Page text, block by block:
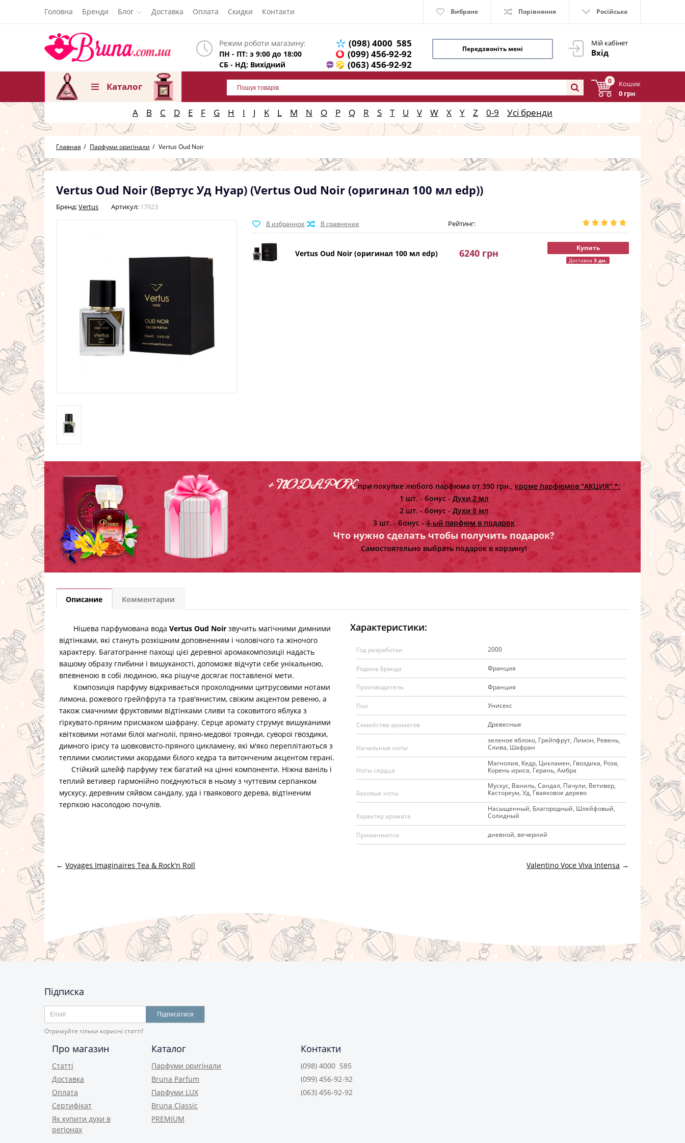
Головна Бренди Блог Доставка Оплата Скидки Контакти Вибране Порівняння Російська
Мій кабінет
Вхід
Режим роботи магазину:
ПН - ПТ: з 9:00 до 18:00
СБ - НД: Вихідний
(098) 4000 585
(099) 456-92-92
(063) 456-92-92
Передзвоніть мені
0
Кошик
0 грн
Каталог
A B C D E F G H I J K L M N O P Q R S T U V W X Y Z 0-9 Усі бренди
Главная Парфуми оригінали Vertus Oud Noir
Vertus Oud Noir (Вертус Уд Нуар) (Vertus Oud Noir (оригинал 100 мл edp))
Бренд:Vertus Артикул: 17923
Рейтинг:
Vertus Oud Noir (оригинал 100 мл edp) 6240 грн Купить
Доставка3 дн.
+ ПОДАРОКпри покупке любого парфюма от 390 грн., кроме парфюмов "АКЦИЯ" *:
1 шт. - бонус - Духи 2 мл
2 шт. - бонус - Духи 8 мл
3 шт. - бонус -4-ый парфюм в подарок
Что нужно сделать чтобы получить подарок?
Самостоятельно выбрать подарок в корзину!
Описание Комментарии
Нішева парфумована вода Vertus Oud Noir звучить магічними димними
відтінками, які стануть розкішним доповненням і чоловічого та жіночого
характеру. Багатогранне пахощі цієї деревної аромакомпозиції надасть
вашому образу глибини і вишуканості, допоможе відчути себе унікальною,
впевненою в собі людиною, яка рішуче досягає поставленої мети.
Композиція парфуму відкривається прохолодними цитрусовими нотами
лимона, рожевого грейпфрута та трав'янистим, свіжим акцентом ревеню, а
також смачними фруктовими відтінками сливи та соковитого яблука з
гіркувато-пряним присмаком шафрану. Серце аромату струмує вишуканими
квітковими нотами білої магнолії, пряно-медової троянди, суворої гвоздики,
димного ірису та шовковисто-пряного цикламену, які м'яко переплітаються з
теплими смолистими акордами білого кедра та витонченим акцентом герані.
Стійкий шлейф парфуму теж багатий на цінні компоненти. Ніжна ваніль і
теплий ветивер гармонійно поєднуються в ньому з чуттєвим серпанком
мускусу, деревним сяйвом сандалу, уда і гваякового дерева, відтіненим
терпкою насолодою почулів.
Характеристики:
Год разработки 2000
Родина Брэнда Франция
Производитель Франция
Пол Унисекс
Семейства ароматов Древесные
Начальные ноты
зеленое яблоко, Грейпфрут, Лимон, Ревень,
Слива, Шафран
Ноты сердца
Магнолия, Кедр, Цикламен, Гвоздика, Роза,
Корень ириса, Герань, Амбра
Базовые ноты
Мускус, Ваниль, Сандал, Пачули, Ветивер,
Кастореум, Уд, Гваяковое дерево
Характер аромата
Насыщенный, Благородный, Шлейфовый,
Солидный
Применяются дневной, вечерний
← Voyages Imaginaires Tea & Rock'n Roll Valentino Voce Viva Intensa →
Підписка
Підписатися
Отримуйте тільки корисні статті!
Про магазин
Статті
Доставка
Оплата
Сертифікат
Як купити духи в
регіонах
Каталог
Парфуми оригінали
Bruna Parfum
Парфуми LUX
Bruna Classic
PREMIUM
Контакти
(098) 4000 585
(099) 456-92-92
(063) 456-92-92